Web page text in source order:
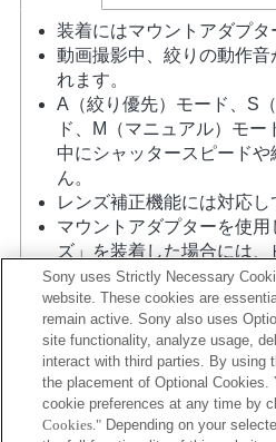
装着にはマウントアダプタ
動画撮影中、絞りの動作
れます。
A（絞り優先）モード、S
ド、M（マニュアル）モ
中にシャッタースピード
ん。
レンズ補正機能には対応し
マウントアダプターを使
ズ」を装着した場合には
MFアシスト機能は自動的
スタムキー設定」で任意
しくは「MFアシスト」機
ださい
タッチシャッターは使用で
ボディ内蔵手ブレ補正機能
（Pitch/Yaw/Roll）を行い
Sony uses Strictly Necessary
website. These cookies are
remain active. Sony also uses
site functionality, analyze usage,
interact with third parties. By using
the placement of Optional Cookies.
cookie preferences at any time by
Cookies." Depending on your